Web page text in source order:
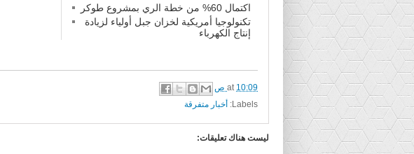
اكتمال 60% من خطة الري بمشروع طوكر
تكنولوجيا أمريكية لخزان جبل أولياء لزيادة
إنتاج الكهرباء
at 10:09 ص
Labels:
أخبار متفرقة
ليست هناك تعليقات: